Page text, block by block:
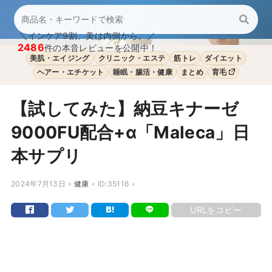
＼インケア9割、美は内側から。／
2486件の本音レビューを公開中！
美肌・エイジング クリニック・エステ 筋トレ
ダイエット
ヘアー・エチケット
睡眠・腸活・健康 まとめ 育毛
【試してみた】納豆キナーゼ
9000FU配合+α「Maleca」日
本サプリ
2024年7月13日 健康 ID:35116
URLをコピー